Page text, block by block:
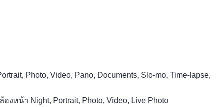
Photo, Video, Pano, Documents, Slo-mo, Time-lapse,
องหน้า Night, Portrait, Photo, Video, Live Photo